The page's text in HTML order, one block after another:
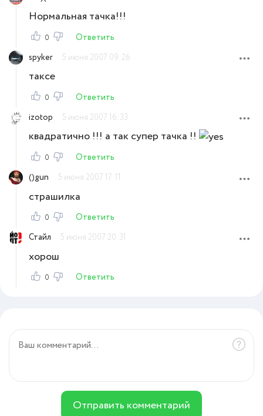
Нормальная тачка!!!
0
Ответить
spyker
5 июня 2007 09:26
таксе
0
Ответить
izotop
5 июня 2007 16:33
квадратично !!! а так супер тачка !!
0
Ответить
()gun
5 июня 2007 17:11
страшилка
0
Ответить
Стайл
5 июня 2007 20:31
хорош
0 Ответить
Отправить комментарий